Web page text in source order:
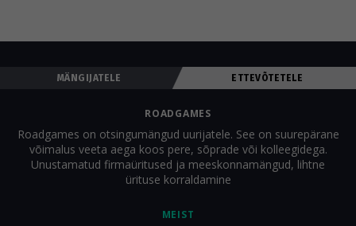
MÄNGIJATELE ETTEVÕTETELE
MEIST
ROADGAMES
Roadgames on otsingumängud uurijatele. See on suurepärane
võimalus veeta aega koos pere, sõprade või kolleegidega.
Unustamatud firmaüritused ja meeskonnamängud, lihtne
ürituse korraldamine